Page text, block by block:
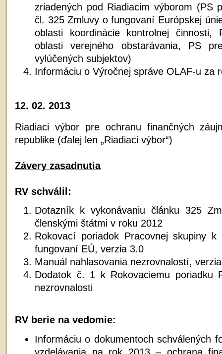
zriadených pod Riadiacim výborom (PS
čl. 325 Zmluvy o fungovaní Európskej
oblasti koordinácie kontrolnej
oblasti verejného obstarávania, PS
vylúčených subjektov)
Informáciu o Výročnej správe OLAF-u za
12. 02. 2013
Riadiaci výbor pre ochranu finančných
republike (ďalej len „Riadiaci výbor“)
Závery zasadnutia
RV schválil:
Dotazník k vykonávaniu článku 325
členskými štátmi v roku 2012
Rokovací poriadok Pracovnej skupiny
fungovaní EÚ, verzia 3.0
Manuál nahlasovania nezrovnalostí,
Dodatok č. 1 k Rokovaciemu poriadku
nezrovnalosti
RV berie na vedomie:
Informáciu o dokumentoch schválených